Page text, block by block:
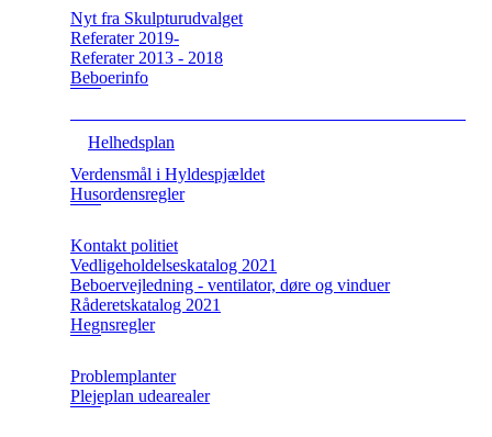
Nyt fra Skulpturudvalget
Referater 2019-
Referater 2013 - 2018
Beboerinfo
Helhedsplan
Verdensmål i Hyldespjældet
Husordensregler
Kontakt politiet
Vedligeholdelseskatalog 2021
Beboervejledning - ventilator, døre og vinduer
Råderetskatalog 2021
Hegnsregler
Problemplanter
Plejeplan udearealer